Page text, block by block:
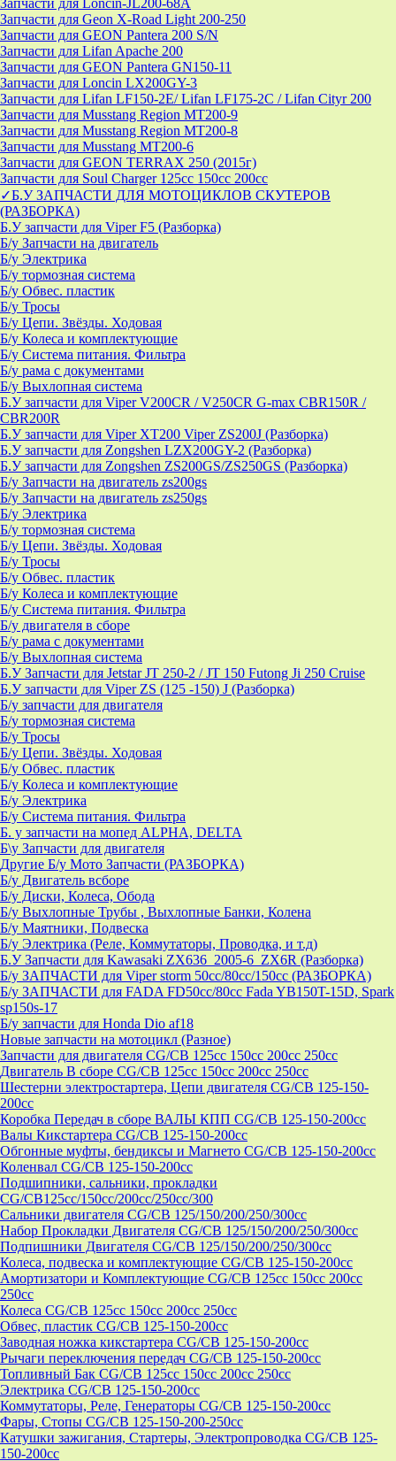
Запчасти для Loncin-JL200-68A
Запчасти для Geon X-Road Light 200-250
Запчасти для GEON Pantera 200 S/N
Запчасти для Lifan Apache 200
Запчасти для GEON Pantera GN150-11
Запчасти для Loncin LX200GY-3
Запчасти для Lifan LF150-2E/ Lifan LF175-2C / Lifan Cityr 200
Запчасти для Musstang Region MT200-9
Запчасти для Musstang Region MT200-8
Запчасти для Musstang MT200-6
Запчасти для GEON TERRAX 250 (2015г)
Запчасти для Soul Charger 125сс 150cc 200сс
✓Б.У ЗАПЧАСТИ ДЛЯ МОТОЦИКЛОВ СКУТЕРОВ
(РАЗБОРКА)
Б.У запчасти для Viper F5 (Разборка)
Б/у Запчасти на двигатель
Б/у Электрика
Б/у тормозная система
Б/у Обвес. пластик
Б/у Тросы
Б/у Цепи. Звёзды. Ходовая
Б/у Колеса и комплектующие
Б/у Система питания. Фильтра
Б/у рама с документами
Б/у Выхлопная система
Б.У запчасти для Viper V200CR / V250CR G-max CBR150R /
CBR200R
Б.У запчасти для Viper XT200 Viper ZS200J (Разборка)
Б.У запчасти для Zongshen LZX200GY-2 (Разборка)
Б.У запчасти для Zongshen ZS200GS/ZS250GS (Разборка)
Б/у Запчасти на двигатель zs200gs
Б/у Запчасти на двигатель zs250gs
Б/у Электрика
Б/у тормозная система
Б/у Цепи. Звёзды. Ходовая
Б/у Тросы
Б/у Обвес. пластик
Б/у Колеса и комплектующие
Б/у Система питания. Фильтра
Б/у двигателя в сборе
Б/у рама с документами
Б/у Выхлопная система
Б.У Запчасти для Jetstar JT 250-2 / JT 150 Futong Ji 250 Cruise
Б.У запчасти для Viper ZS (125 -150) J (Разборка)
Б/у запчасти для двигателя
Б/у тормозная система
Б/у Тросы
Б/у Цепи. Звёзды. Ходовая
Б/у Обвес. пластик
Б/у Колеса и комплектующие
Б/у Электрика
Б/у Система питания. Фильтра
Б. у запчасти на мопед ALPHA, DELTA
Б\у Запчасти для двигателя
Другие Б/у Мото Запчасти (РАЗБОРКА)
Б/у Двигатель всборе
Б/у Диски, Колеса, Обода
Б/у Выхлопные Трубы , Выхлопные Банки, Колена
Б/у Маятники, Подвеска
Б/у Электрика (Реле, Коммутаторы, Проводка, и т.д)
Б.У Запчасти для Kawasaki ZX636_2005-6_ZX6R (Разборка)
Б/у ЗАПЧАСТИ для Viper storm 50cc/80cc/150cc (РАЗБОРКА)
Б/у ЗАПЧАСТИ для FADA FD50cc/80cc Fada YB150T-15D, Spark
sp150s-17
Б/у запчасти для Honda Dio af18
Новые запчасти на мотоцикл (Разное)
Запчасти для двигателя CG/CB 125cc 150cc 200cc 250cc
Двигатель В сборе CG/CB 125cc 150cc 200cc 250cc
Шестерни электростартера, Цепи двигателя CG/CB 125-150-
200cc
Коробка Передач в сборе ВАЛЫ КПП CG/CB 125-150-200cc
Валы Кикстартера CG/CB 125-150-200cc
Обгонные муфты, бендиксы и Магнето CG/CB 125-150-200cc
Коленвал CG/CB 125-150-200cc
Подшипники, сальники, прокладки
CG/CB125сс/150cc/200cc/250cc/300
Сальники двигателя CG/CB 125/150/200/250/300cc
Набор Прокладки Двигателя CG/CB 125/150/200/250/300cc
Подпишники Двигателя CG/CB 125/150/200/250/300cc
Колеса, подвеска и комплектующие CG/CB 125-150-200cc
Амортизатори и Комплектующие CG/CB 125cc 150cc 200cc
250cc
Колеса CG/CB 125cc 150cc 200cc 250cc
Обвес, пластик CG/CB 125-150-200cc
Заводная ножка кикстартера CG/CB 125-150-200cc
Рычаги переключения передач CG/CB 125-150-200cc
Топливный Бак CG/CB 125cc 150cc 200cc 250cc
Электрика CG/CB 125-150-200cc
Коммутаторы, Реле, Генераторы CG/CB 125-150-200cc
Фары, Стопы CG/CB 125-150-200-250cc
Катушки зажигания, Стартеры, Электропроводка CG/CB 125-
150-200cc